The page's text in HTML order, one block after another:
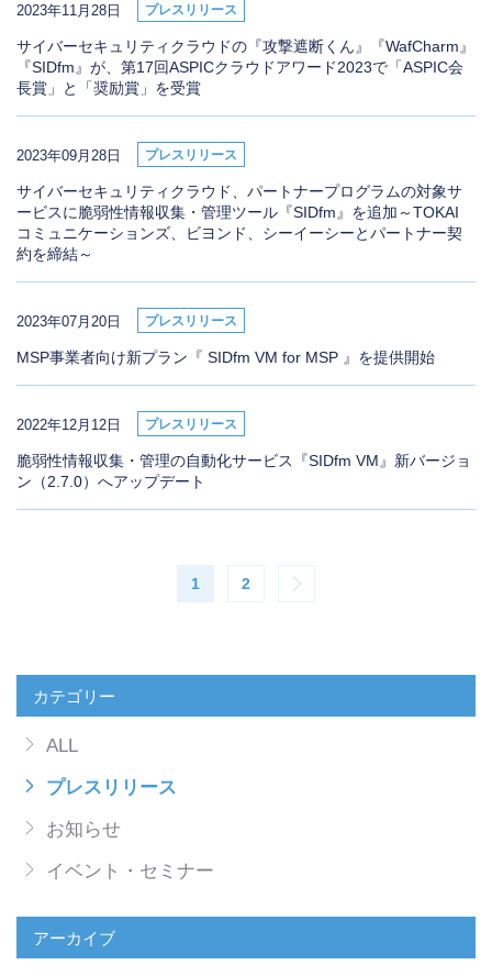
2023年11月28日 プレスリリース
サイバーセキュリティクラウドの『攻撃遮断くん』『WafCharm』
『SIDfm』が、第17回ASPICクラウドアワード2023で「ASPIC会
長賞」と「奨励賞」を受賞
2023年09月28日 プレスリリース
サイバーセキュリティクラウド、パートナープログラムの対象サ
ービスに脆弱性情報収集・管理ツール『SIDfm』を追加～TOKAI
コミュニケーションズ、ビヨンド、シーイーシーとパートナー契
約を締結～
2023年07月20日 プレスリリース
MSP事業者向け新プラン『 SIDfm VM for MSP 』を提供開始
2022年12月12日 プレスリリース
脆弱性情報収集・管理の自動化サービス『SIDfm VM』新バージョ
ン（2.7.0）へアップデート
1 2
カテゴリー
ALL
プレスリリース
お知らせ
イベント・セミナー
アーカイブ